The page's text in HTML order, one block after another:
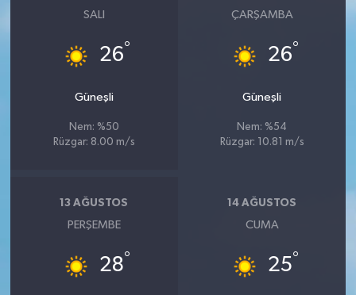
SALI
26°
Güneşli
Nem: %50
Rüzgar: 8.00 m/s
ÇARŞAMBA
26°
Güneşli
Nem: %54
Rüzgar: 10.81 m/s
13 AĞUSTOS
PERŞEMBE
28°
14 AĞUSTOS
CUMA
25°